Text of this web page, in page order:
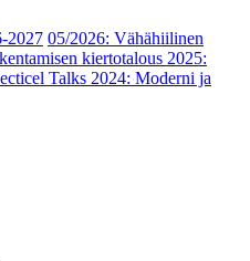
2027 05/2026: Vähähiilinen
kiertotalous 2025:
Talks 2024: Moderni ja